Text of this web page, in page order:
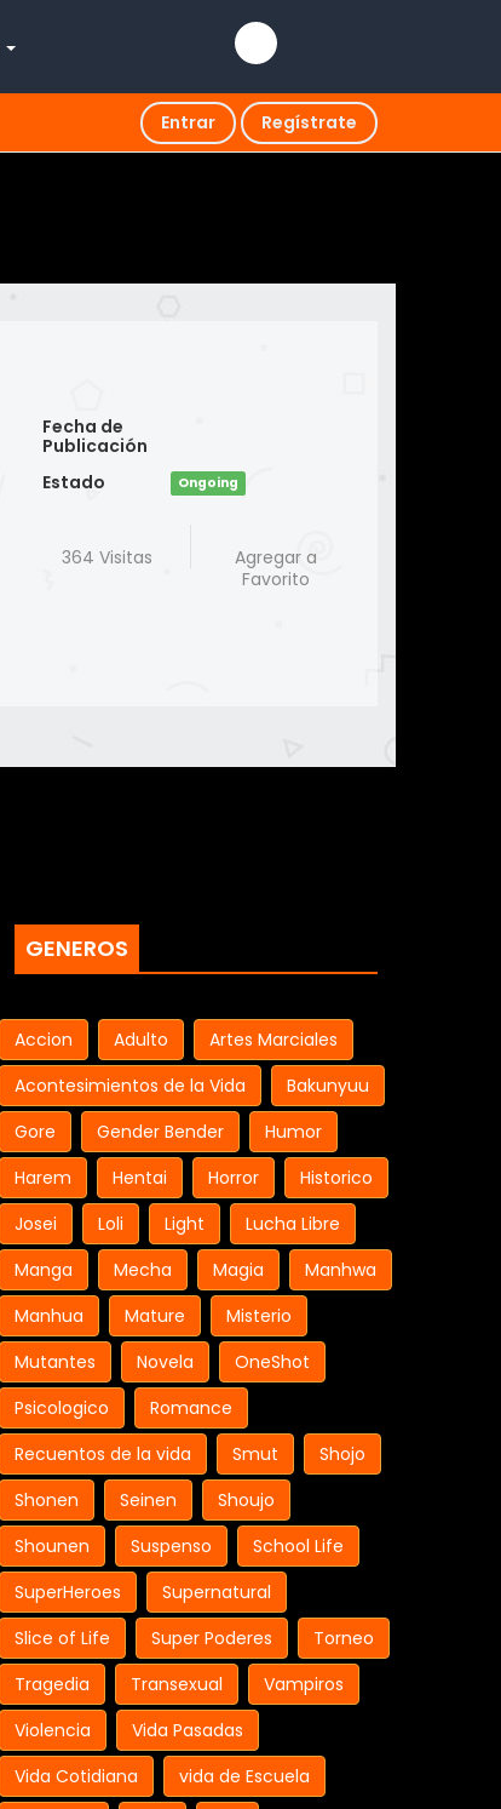
Entrar Regístrate
Fecha de
Publicación
Estado
Ongoing
364 Visitas
Agregar a
Favorito
GENEROS
Accion Adulto
Artes Marciales
Acontesimientos de la Vida
Bakunyuu
Gore
Gender Bender
Humor
Harem
Hentai Horror
Historico
Josei
Loli Light
Lucha Libre
Manga
Mecha Magia
Manhwa
Manhua
Mature
Misterio
Mutantes
Novela
OneShot
Psicologico
Romance
Recuentos de la vida
Smut
Shojo
Shonen
Seinen
Shoujo
Shounen
Suspenso
School Life
SuperHeroes
Supernatural
Slice of Life
Super Poderes
Torneo
Tragedia
Transexual
Vampiros
Violencia
Vida Pasadas
Vida Cotidiana
vida de Escuela